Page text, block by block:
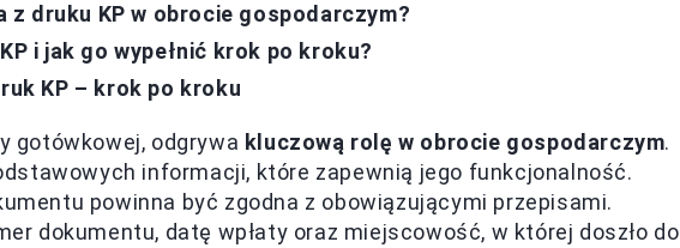
druku KP w obrocie gospodarczym?
i jak go wypełnić krok po kroku?
KP – krok po kroku
gotówkowej, odgrywa kluczową rolę w obrocie gospodarczym.
informacji, które zapewnią jego funkcjonalność.
powinna być zgodna z obowiązującymi przepisami.
dokumentu, datę wpłaty oraz miejscowość, w której doszło do